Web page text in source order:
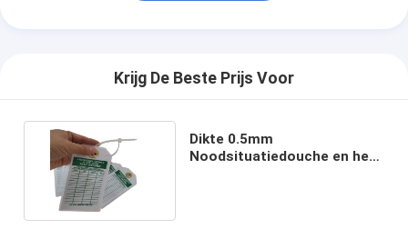
Krijg De Beste Prijs Voor
Dikte 0.5mm
Noodsituatiedouche en het